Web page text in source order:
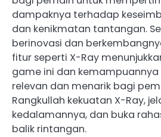
dampaknya terhadap
dan kenikmatan tantangan.
berinovasi dan
fitur seperti X-Ray
game ini dan
relevan dan menarik bagi
Rangkullah kekuatan X-Ray,
kedalamannya, dan buka
balik rintangan.